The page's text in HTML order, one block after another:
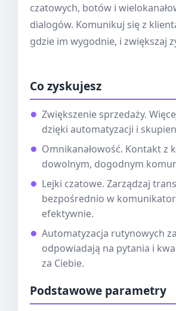
czatowych, botów i
dialogów. Komunikuj się z
gdzie im wygodnie, i zwiększaj
Co zyskujesz
Zwiększenie sprzedaży.
dzięki automatyzacji i
Omnikanałowość. Kontakt z
dowolnym, dogodnym
Lejki czatowe. Zarządzaj
bezpośrednio w
efektywnie.
Automatyzacja rutynowych
odpowiadają na pytania i
za Ciebie.
Podstawowe parametry